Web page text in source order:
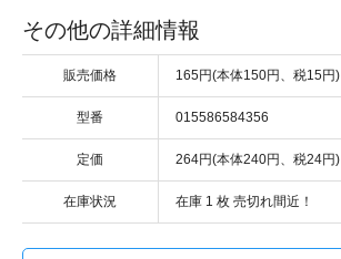
その他の詳細情報
販売価格 165円(本体150円、税15円)
型番 015586584356
定価 264円(本体240円、税24円)
在庫状況 在庫 1 枚 売切れ間近！